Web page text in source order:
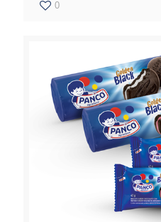
0